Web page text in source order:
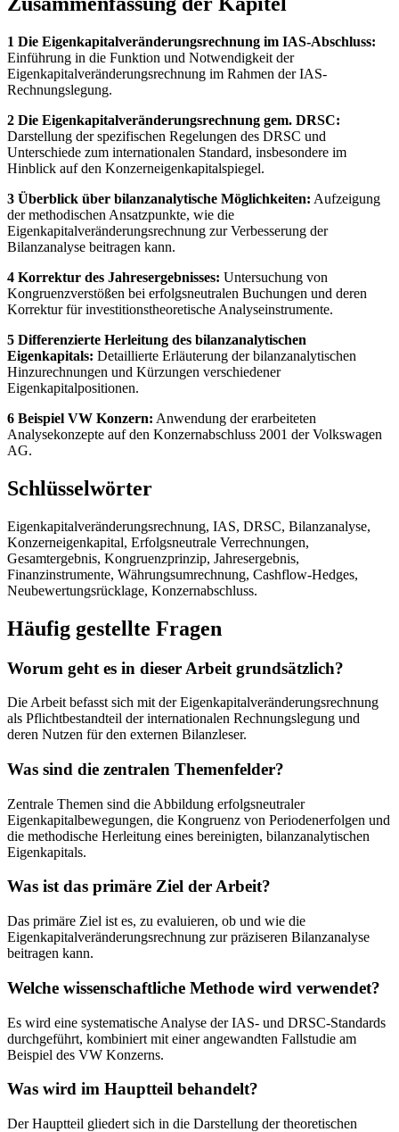
1 Die Eigenkapitalveränderungsrechnung im IAS-Abschluss:
Einführung in die Funktion und Notwendigkeit der
Eigenkapitalveränderungsrechnung im Rahmen der IAS-
Rechnungslegung.
2 Die Eigenkapitalveränderungsrechnung gem. DRSC:
Darstellung der spezifischen Regelungen des DRSC und
Unterschiede zum internationalen Standard, insbesondere im
Hinblick auf den Konzerneigenkapitalspiegel.
3 Überblick über bilanzanalytische Möglichkeiten: Aufzeigung
der methodischen Ansatzpunkte, wie die
Eigenkapitalveränderungsrechnung zur Verbesserung der
Bilanzanalyse beitragen kann.
4 Korrektur des Jahresergebnisses: Untersuchung von
Kongruenzverstößen bei erfolgsneutralen Buchungen und deren
Korrektur für investitionstheoretische Analyseinstrumente.
5 Differenzierte Herleitung des bilanzanalytischen
Eigenkapitals: Detaillierte Erläuterung der bilanzanalytischen
Hinzurechnungen und Kürzungen verschiedener
Eigenkapitalpositionen.
6 Beispiel VW Konzern: Anwendung der erarbeiteten
Analysekonzepte auf den Konzernabschluss 2001 der Volkswagen
AG.
Schlüsselwörter
Eigenkapitalveränderungsrechnung, IAS, DRSC, Bilanzanalyse,
Konzerneigenkapital, Erfolgsneutrale Verrechnungen,
Gesamtergebnis, Kongruenzprinzip, Jahresergebnis,
Finanzinstrumente, Währungsumrechnung, Cashflow-Hedges,
Neubewertungsrücklage, Konzernabschluss.
Häufig gestellte Fragen
Worum geht es in dieser Arbeit grundsätzlich?
Die Arbeit befasst sich mit der Eigenkapitalveränderungsrechnung
als Pflichtbestandteil der internationalen Rechnungslegung und
deren Nutzen für den externen Bilanzleser.
Was sind die zentralen Themenfelder?
Zentrale Themen sind die Abbildung erfolgsneutraler
Eigenkapitalbewegungen, die Kongruenz von Periodenerfolgen und
die methodische Herleitung eines bereinigten, bilanzanalytischen
Eigenkapitals.
Was ist das primäre Ziel der Arbeit?
Das primäre Ziel ist es, zu evaluieren, ob und wie die
Eigenkapitalveränderungsrechnung zur präziseren Bilanzanalyse
beitragen kann.
Welche wissenschaftliche Methode wird verwendet?
Es wird eine systematische Analyse der IAS- und DRSC-Standards
durchgeführt, kombiniert mit einer angewandten Fallstudie am
Beispiel des VW Konzerns.
Was wird im Hauptteil behandelt?
Der Hauptteil gliedert sich in die Darstellung der theoretischen